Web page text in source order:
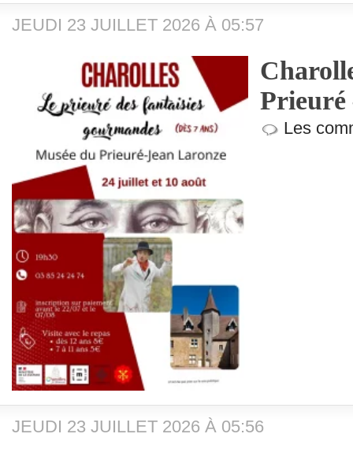
JEUDI 23 JUILLET 2026 À 05:57
Prieuré
Les
JEUDI 23 JUILLET 2026 À 05:56